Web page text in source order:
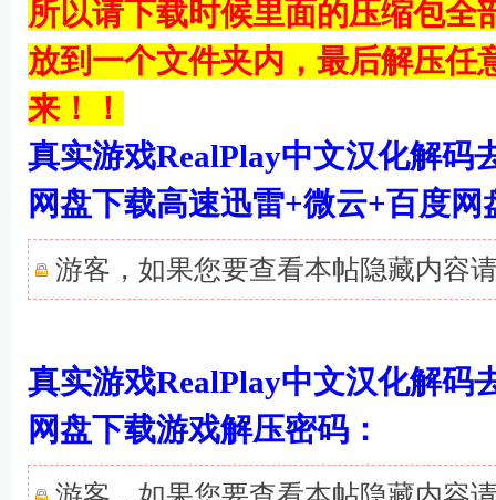
所以请下载时候里面的压缩包全
放到一个文件夹内，最后解压任
来！！
真实游戏RealPlay中文汉化解码
网盘下载高速迅雷+微云+百度网
游客，如果您要查看本帖隐藏内容
真实游戏RealPlay中文汉化解码
网盘下载游戏解压密码：